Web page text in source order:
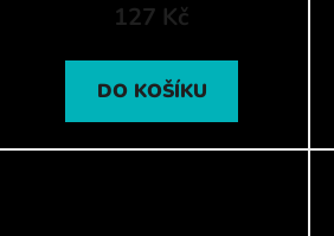
127 Kč
DO KOŠÍKU